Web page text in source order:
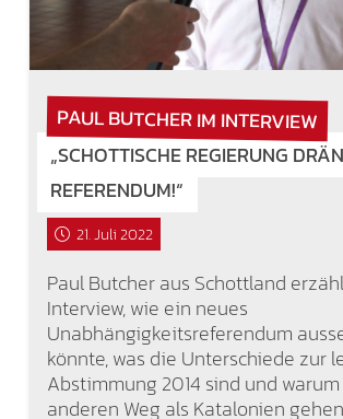
PAUL BUTCHER IM INTERVIEW
„SCHOTTISCHE REGIERUNG
REFERENDUM!“
21. Juli 2022
Paul Butcher aus Schottland
Interview, wie ein neues
Unabhängigkeitsreferendum
könnte, was die Unterschiede zur
Abstimmung 2014 sind und
anderen Weg als Katalonien